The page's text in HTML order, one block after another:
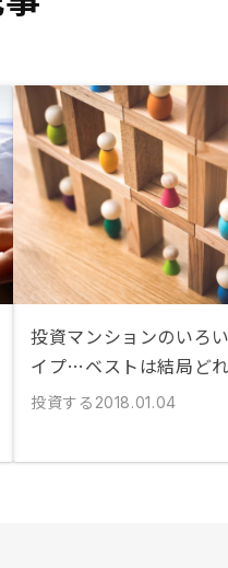
投資マンションのいろ
イプ…ベストは結局ど
投資する 2018.01.04